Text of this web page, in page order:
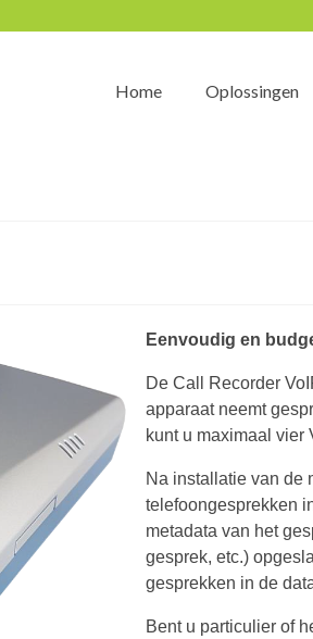
Home Oplossingen
Eenvoudig en
De Call Recorder
apparaat neemt
kunt u maximaal vier
Na installatie van de
telefoongesprekken
metadata van het
gesprek, etc.)
gesprekken in de
Bent u particulier of